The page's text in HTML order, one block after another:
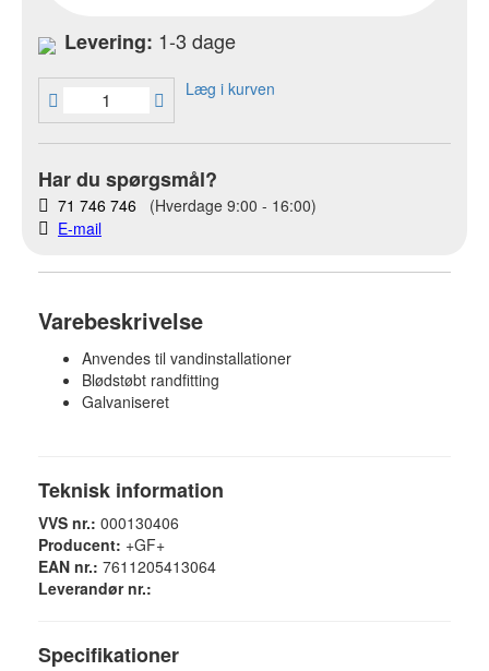
Levering: 1-3 dage
Læg i kurven
Har du spørgsmål?
71 746 746 (Hverdage 9:00 - 16:00)
E-mail
Varebeskrivelse
Anvendes til vandinstallationer
Blødstøbt randfitting
Galvaniseret
Teknisk information
VVS nr.: 000130406
Producent: +GF+
EAN nr.: 7611205413064
Leverandør nr.:
Specifikationer